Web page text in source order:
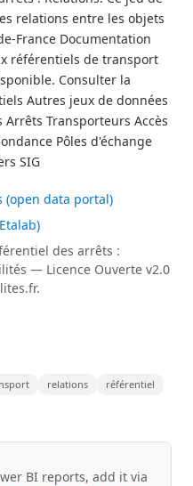
relations entre les objets
France Documentation
référentiels de transport
Consulter la
Autres jeux de données
Transporteurs Accès
Pôles d'échange
SIG
(open data portal)
des arrêts :
— Licence Ouverte v2.0
relations
référentiel
BI reports, add it via